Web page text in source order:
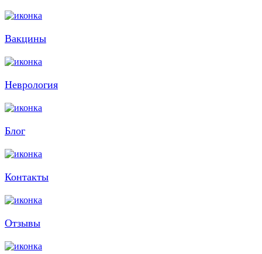
Вакцины
Неврология
Блог
Контакты
Отзывы